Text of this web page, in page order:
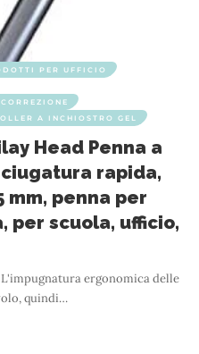
PER UFFICIO
A INCHIOSTRO GEL
Head Penna a
rapida,
mm, penna per
per scuola, ufficio,
ergonomica delle
quindi…